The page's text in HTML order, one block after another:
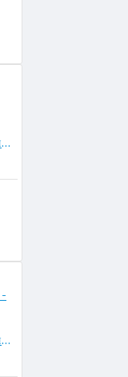
Ремонт ел. блок за управление климатроник W204
Ремонт ел. блок за управление на 48V батерия - A0009006920